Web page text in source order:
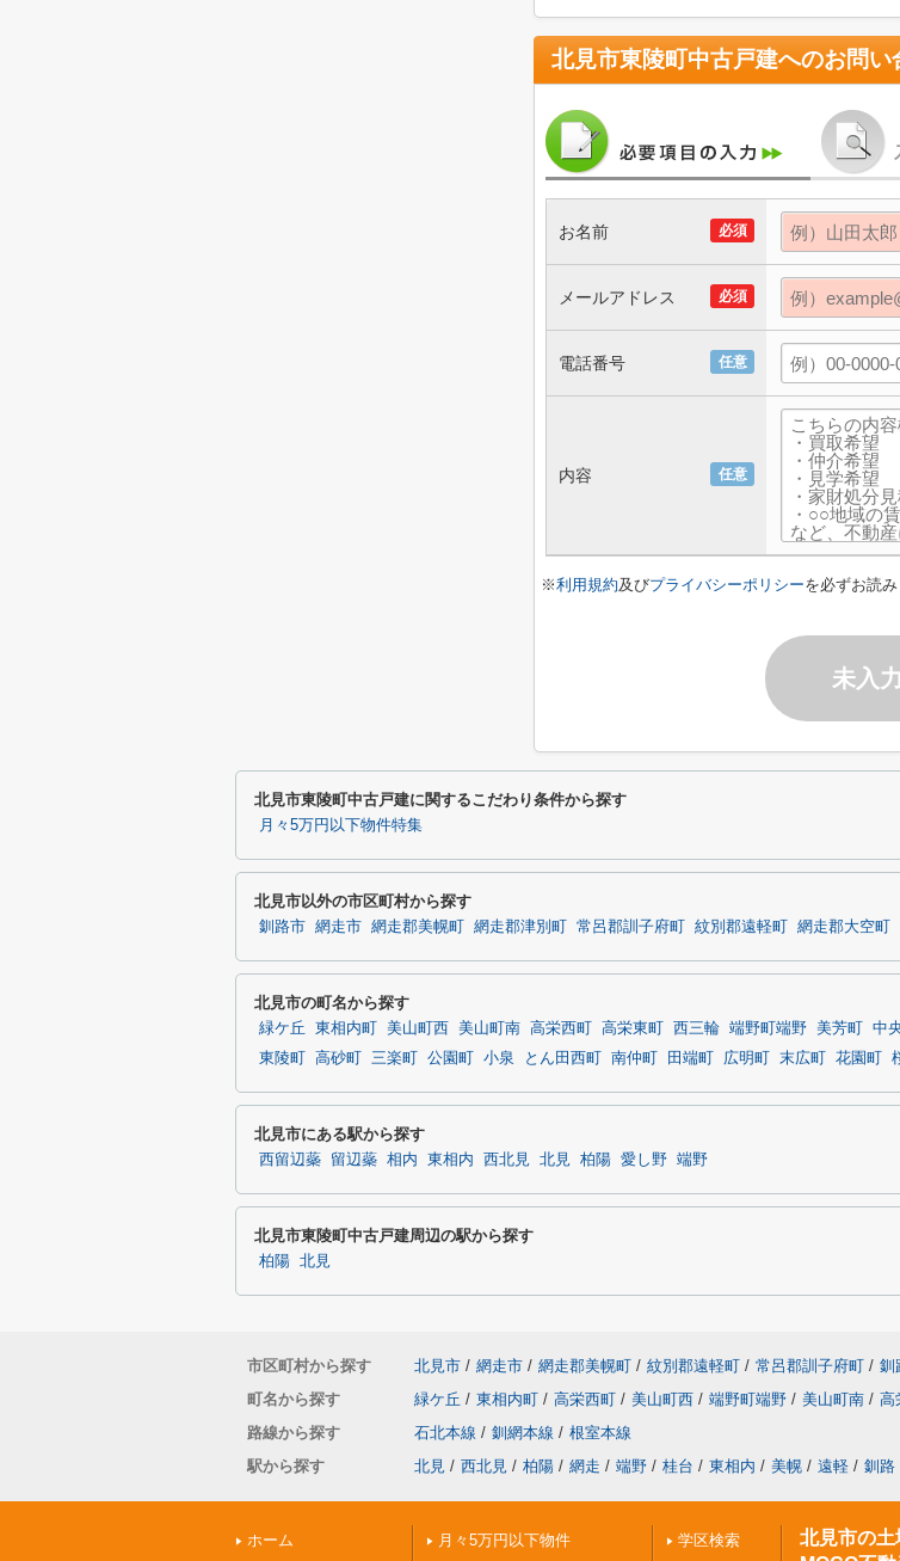
北見市東陵町中古戸建へのお問い
必須
お名前
必須
メールアドレス
任意
電話番号
任意
内容
※利用規約及びプライバシーポリシーを必ずお読
未入
北見市東陵町中古戸建に関するこだわり条件から探す
月々5万円以下物件特集
北見市以外の市区町村から探す
釧路市 網走市 網走郡美幌町 網走郡津別町 常呂郡訓子府町 紋別郡遠軽町 網走郡大空町
北見市の町名から探す
緑ケ丘 東相内町 美山町西 美山町南 高栄西町 高栄東町 西三輪 端野町端野 美芳町 中
東陵町
高砂町 三楽町 公園町 小泉 とん田西町 南仲町 田端町 広明町 末広町 花園町
北見市にある駅から探す
西留辺蘂 留辺蘂 相内 東相内 西北見 北見 柏陽 愛し野 端野
北見市東陵町中古戸建周辺の駅から探す
柏陽 北見
市区町村から探す 北見市 / 網走市 / 網走郡美幌町 / 紋別郡遠軽町 / 常呂郡訓子府町 / 釧
町名から探す
緑ケ丘 / 東相内町 / 高栄西町 / 美山町西 / 端野町端野 / 美山町南 / 高
路線から探す
石北本線 / 釧網本線 / 根室本線
駅から探す
北見 / 西北見 / 柏陽 / 網走 / 端野 / 桂台 / 東相内 / 美幌 / 遠軽 / 釧路
ホーム 月々5万円以下物件 学区検索
北見市の土